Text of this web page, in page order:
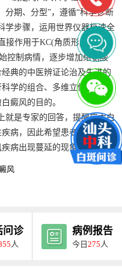
分期、分型”，遵循“科学诊断
步骤，运用世界仪器极速全
接作用于KC(角质形成细胞)，
控制病情，逐步增加络氨酸
典的中医辨证论治及先进的
学的组合、多维立体的综合
癜风的目的。
就是专家的回答，提醒广大白
病，因此希望患者们在发病
病出现蔓延的现象。
风
问诊
人
病例报告
今日275 人